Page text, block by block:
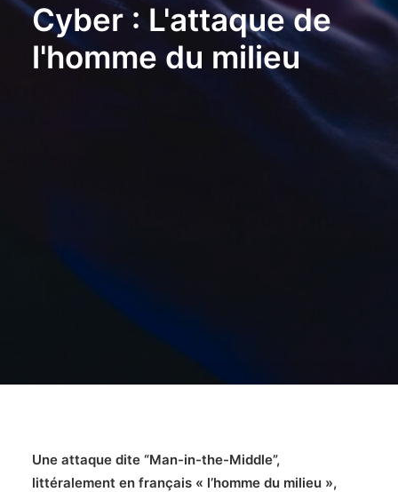
Cyber : L'attaque de
l'homme du milieu
Une attaque dite “Man-in-the-Middle”,
littéralement en français « l’homme du milieu »,